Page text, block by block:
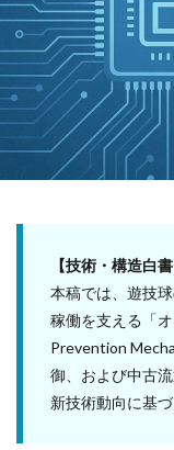
【技術・構造白
本稿では、遊技
稼働を支える「
Prevention
御、および中古
新技術動向に基